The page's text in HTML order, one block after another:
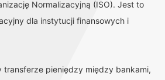
Normalizacyjną (ISO). Jest to
dla instytucji finansowych i
transferze pieniędzy między bankami,